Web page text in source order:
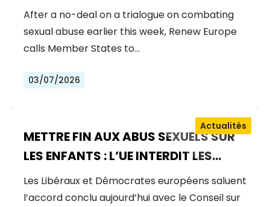
NEGOTIATIONS AND PERMANENT
SOLUTION
After a no-deal on a trialogue on combating
sexual abuse earlier this week, Renew Europe
calls Member States to…
03/07/2026
METTRE FIN AUX ABUS SEXUELS SUR
LES ENFANTS : L’UE INTERDIT LES
MANUELS D’ABUS, RENFORCE LA
PRÉVENTION ET GARANTIT LA
Actualités
Les Libéraux et Démocrates européens saluent
l’accord conclu aujourd’hui avec le Conseil sur